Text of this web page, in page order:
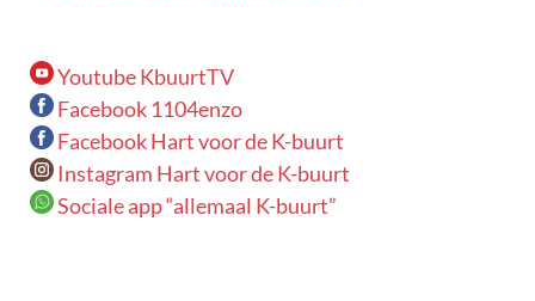
Youtube KbuurtTV
Facebook 1104enzo
Facebook Hart voor de K-buurt
Instagram Hart voor de K-buurt
Sociale app “allemaal K-buurt”